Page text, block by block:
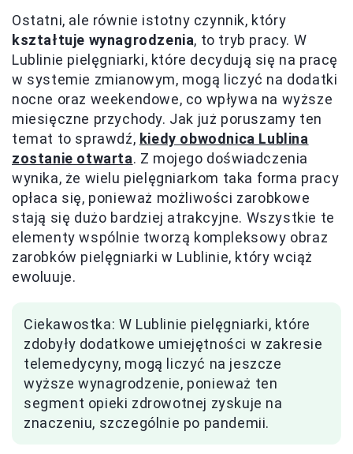
Ostatni, ale równie istotny czynnik, który
kształtuje wynagrodzenia, to tryb pracy. W
Lublinie pielęgniarki, które decydują się na pracę
w systemie zmianowym, mogą liczyć na dodatki
nocne oraz weekendowe, co wpływa na wyższe
miesięczne przychody. Jak już poruszamy ten
temat to sprawdź, kiedy obwodnica Lublina
zostanie otwarta. Z mojego doświadczenia
wynika, że wielu pielęgniarkom taka forma pracy
opłaca się, ponieważ możliwości zarobkowe
stają się dużo bardziej atrakcyjne. Wszystkie te
elementy wspólnie tworzą kompleksowy obraz
zarobków pielęgniarki w Lublinie, który wciąż
ewoluuje.
Ciekawostka: W Lublinie pielęgniarki, które
zdobyły dodatkowe umiejętności w zakresie
telemedycyny, mogą liczyć na jeszcze
wyższe wynagrodzenie, ponieważ ten
segment opieki zdrowotnej zyskuje na
znaczeniu, szczególnie po pandemii.